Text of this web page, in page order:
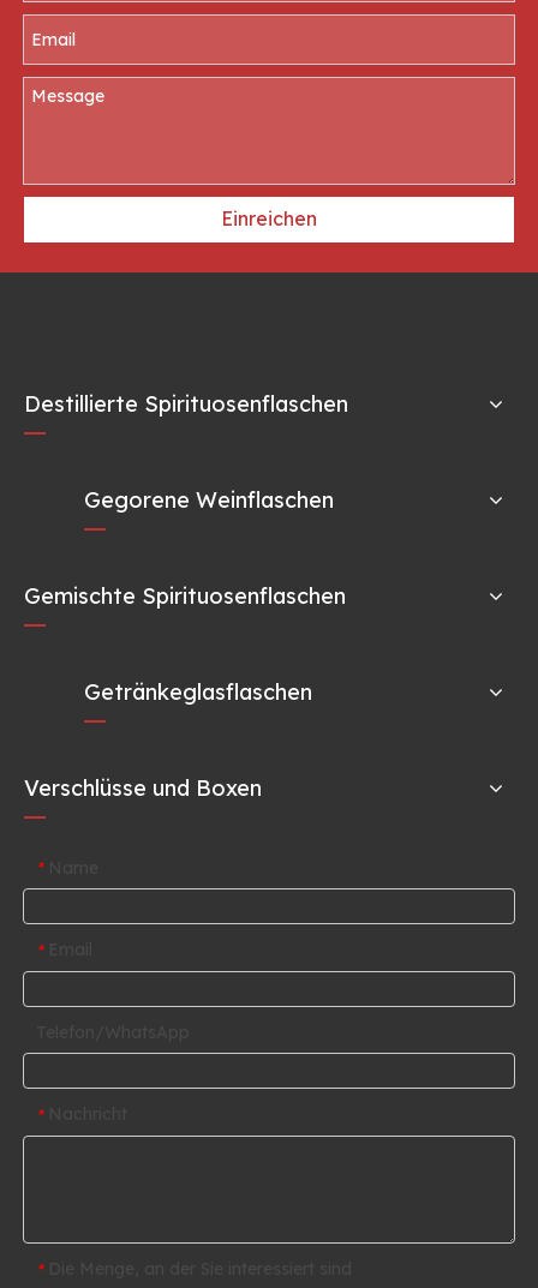
Einreichen
Destillierte Spirituosenflaschen
Gegorene Weinflaschen
Gemischte Spirituosenflaschen
Getränkeglasflaschen
Verschlüsse und Boxen
*
*
*
*